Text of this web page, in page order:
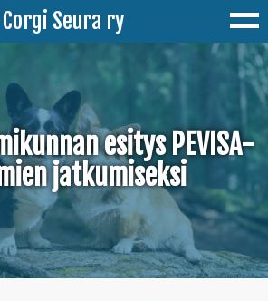
Seura ry
Pembroke
värit
Cardigan
esitys PEVISA-
jatkumiseksi